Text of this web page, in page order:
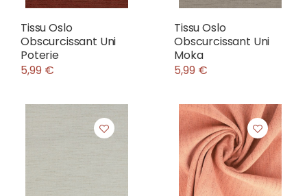
Tissu Oslo
Obscurcissant Uni
Poterie
5,99 €
Tissu Oslo
Obscurcissant Uni
Moka
5,99 €